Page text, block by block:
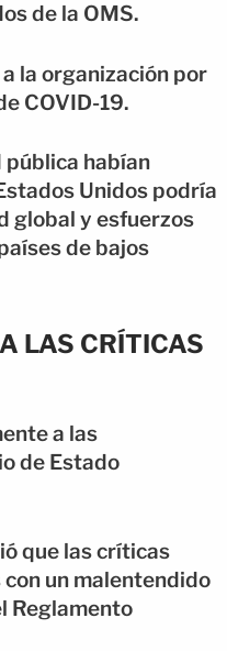
de la OMS.
la organización por
COVID-19.
pública habían
Unidos podría
global y esfuerzos
de bajos
LAS CRÍTICAS
a las
de Estado
que las críticas
un malentendido
Reglamento